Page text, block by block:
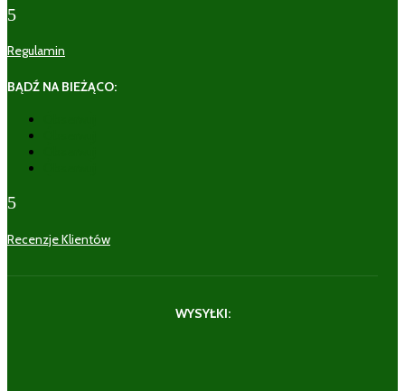
5
Regulamin
BĄDŹ NA BIEŻĄCO:
5
Recenzje Klientów
WYSYŁKI: